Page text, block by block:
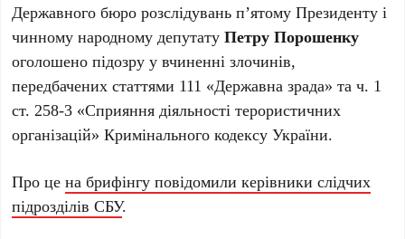
Державного бюро розслідувань п’ятому Президенту і
чинному народному депутатуПетру Порошенку
оголошено підозру у вчиненні злочинів,
передбачених статтями 111 «Державна зрада» та ч. 1
ст. 258-3 «Сприяння діяльності терористичних
організацій» Кримінального кодексу України.
Про цена брифінгу повідомили керівники слідчих
підрозділів СБУ.